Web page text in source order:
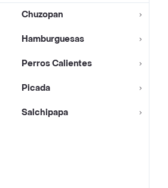
Chuzopan
Hamburguesas
Perros Calientes
Picada
Salchipapa